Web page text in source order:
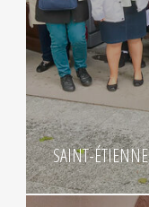
SAINT-ÉTIENNE